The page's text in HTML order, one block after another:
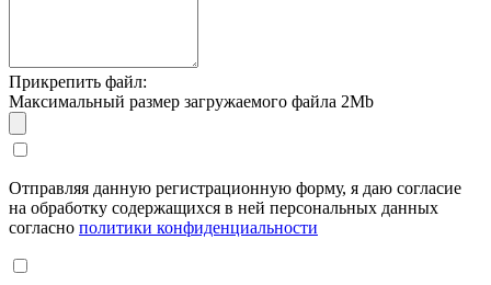
Прикрепить файл:
Максимальный размер загружаемого файла 2Mb
Отправляя данную регистрационную форму, я даю согласие
на обработку содержащихся в ней персональных данных
согласно политики конфиденциальности